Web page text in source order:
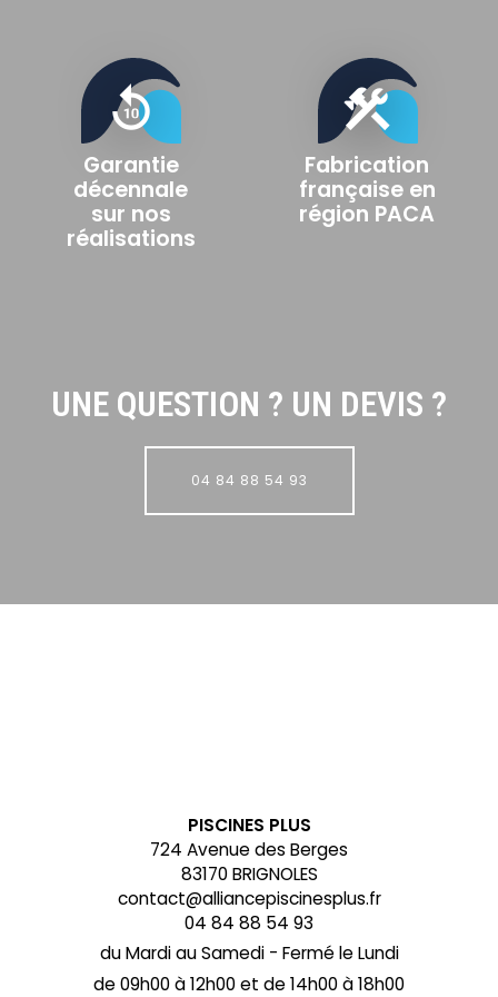
replay_10
Garantie
décennale
sur nos
réalisations
construction
Fabrication
française en
région PACA
UNE QUESTION ? UN DEVIS ?
04 84 88 54 93
PISCINES PLUS
724 Avenue des Berges
83170 BRIGNOLES
contact@alliancepiscinesplus.fr
04 84 88 54 93
du Mardi au Samedi - Fermé le Lundi
de 09h00 à 12h00 et de 14h00 à 18h00